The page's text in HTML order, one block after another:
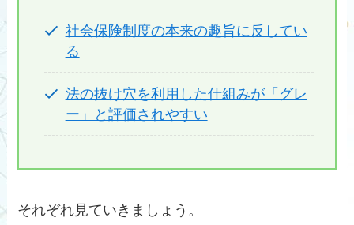
社会保険制度の本来の趣旨に反してい
る
法の抜け穴を利用した仕組みが「グレ
ー」と評価されやすい
それぞれ見ていきましょう。